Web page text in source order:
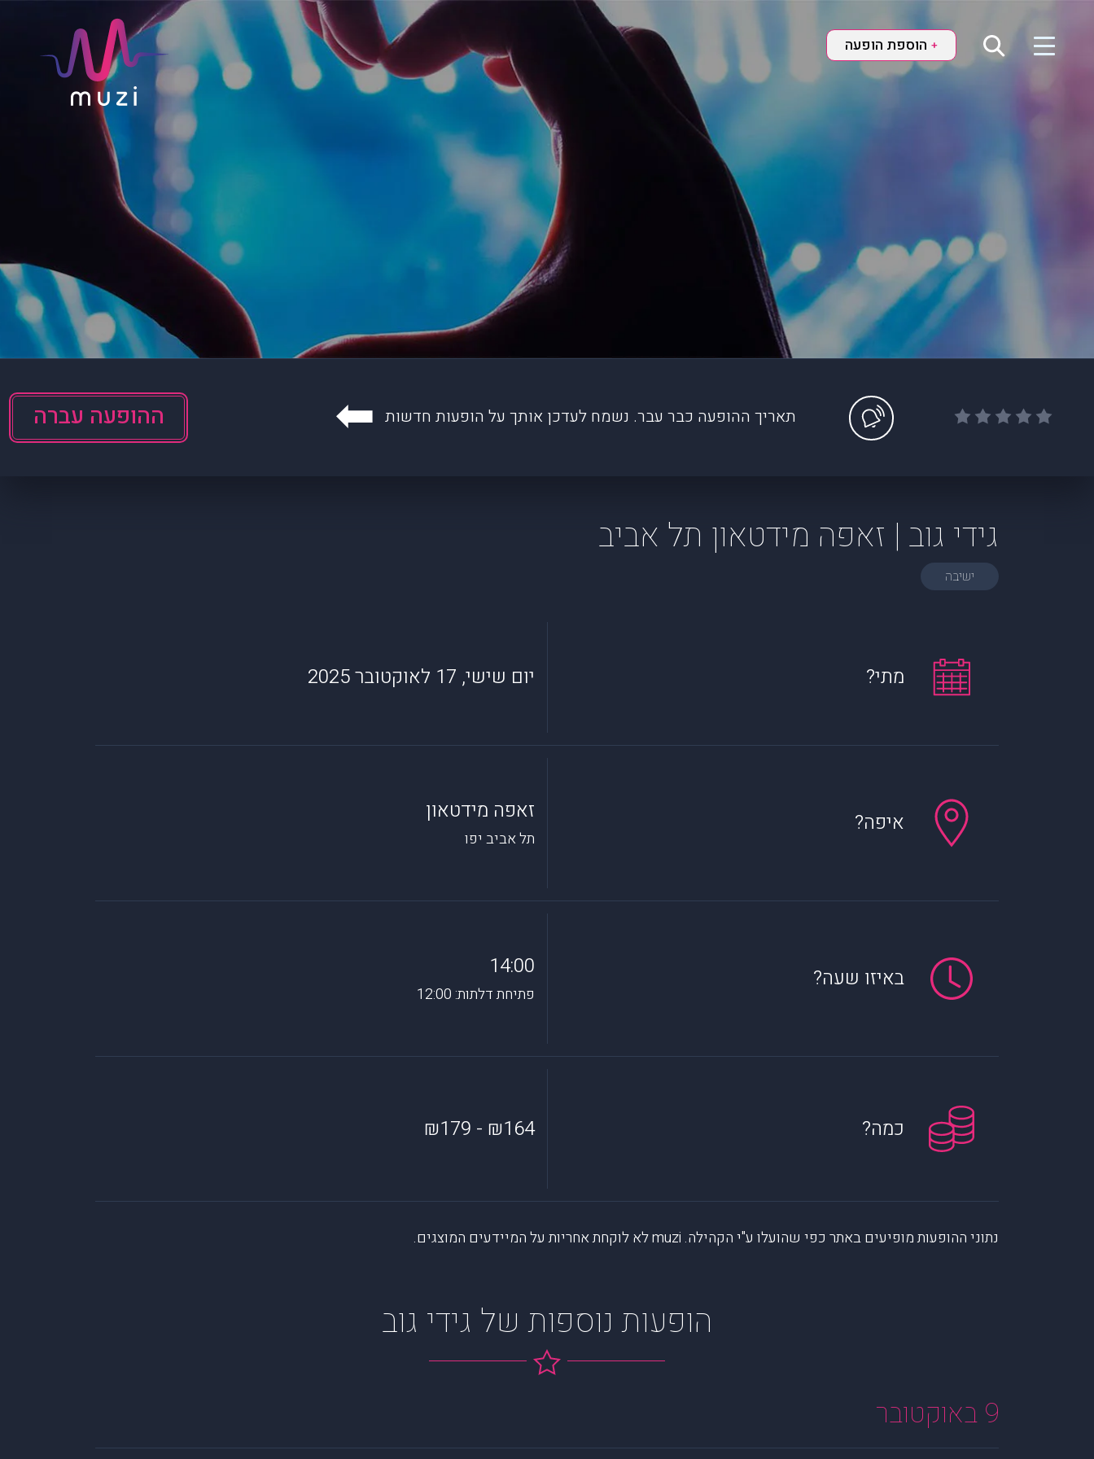
+ הוספת הופעה
תאריך ההופעה כבר עבר. נשמח לעדכן אותך על הופעות חדשות ההופעה עברה
גידי גוב | זאפה מידטאון תל אביב
ישיבה
מתי? יום שישי, 17 לאוקטובר 2025
איפה? זאפה מידטאון
תל אביב יפו
באיזו שעה? 14:00
פתיחת דלתות: 12:00
כמה? ₪164 - ₪179
נתוני ההופעות מופיעים באתר כפי שהועלו ע"י הקהילה. muzi לא לוקחת אחריות על המיידעים המוצגים.
הופעות נוספות של גידי גוב
9 באוקטובר